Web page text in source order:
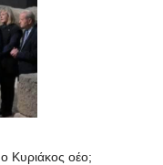
Κυριάκος οέο;